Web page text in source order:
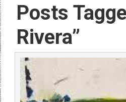
Posts
Rivera”